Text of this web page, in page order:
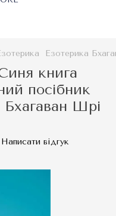
Езотерика
книга
посібник
Шрі
Написати відгук